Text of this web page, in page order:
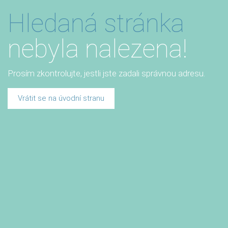
Hledaná stránka
nebyla nalezena!
Prosím zkontrolujte, jestli jste zadali správnou adresu.
Vrátit se na úvodní stranu